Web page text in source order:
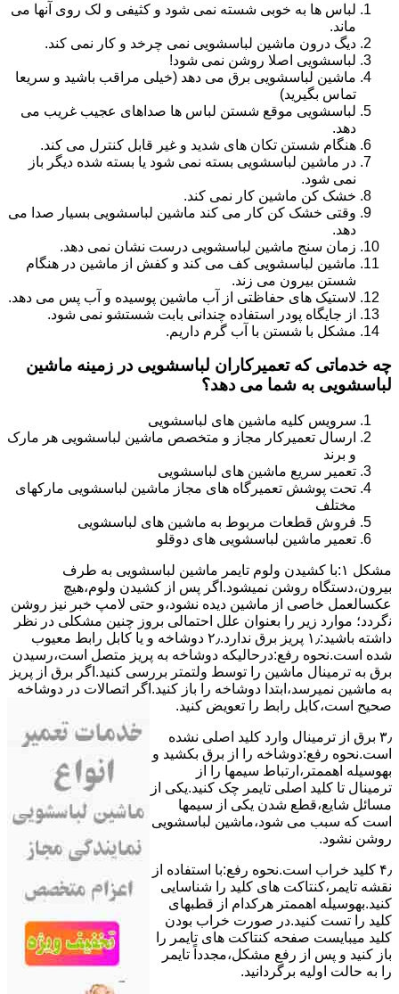
لباس ها به خوبی شسته نمی شود و کثیفی و لک روی آنها می
ماند.
دیگ درون ماشین لباسشویی نمی چرخد و کار نمی کند.
لباسشویی اصلا روشن نمی شود!
ماشین لباسشویی برق می دهد (خیلی مراقب باشید و سریعا
تماس بگیرید)
لباسشویی موقع شستن لباس ها صداهای عجیب غریب می
دهد.
هنگام شستن تکان های شدید و غیر قابل کنترل می کند.
در ماشین لباسشویی بسته نمی شود یا بسته شده دیگر باز
نمی شود.
خشک کن ماشین کار نمی کند.
وقتی خشک کن کار می کند ماشین لباسشویی بسیار صدا می
دهد.
زمان سنج ماشین لباسشویی درست نشان نمی دهد.
ماشین لباسشویی کف می کند و کفش از ماشین در هنگام
شستن بیرون می زند.
لاستیک های حفاظتی از آب ماشین پوسیده و آب پس می دهد.
از جایگاه پودر استفاده چندانی بابت شستشو نمی شود.
مشکل با شستن با آب گرم داریم.
چه خدماتی که تعمیرکاران لباسشویی در زمینه ماشین
لباسشویی به شما می دهد؟
سرویس کلیه ماشین های لباسشویی
ارسال تعمیرکار مجاز و متخصص ماشین لباسشویی هر مارک
و برند
تعمیر سریع ماشین های لباسشویی
تحت پوشش تعمیرگاه های مجاز ماشین لباسشویی مارکهای
مختلف
فروش قطعات مربوط به ماشین های لباسشویی
تعمیر ماشین لباسشویی های دوقلو
مشکل ۱:ﺑﺎ ﮐﺸﯿﺪن وﻟﻮم ﺗﺎﯾﻤﺮ ماشین لباسشویی به طرف
ﺑﯿﺮون،دستگاه روﺷﻦ نمیشود.اﮔﺮ ﭘﺲ از ﮐﺸﯿﺪن وﻟﻮم،ﻫﯿﭻ
عکسالعمل ﺧﺎﺻﯽ از ﻣﺎﺷﯿﻦ دﯾﺪه نشود،و حتی ﻻﻣﭗ ﺧﺒﺮ ﻧﯿﺰ روﺷﻦ
ﻧگردد؛ موارد زیر را بعنوان ﻋﻠﻞ احتمالی بروز چنین مشکلی در نظر
داشته باشید:۱٫ ﭘﺮﯾﺰ ﺑﺮق ﻧﺪارد.۲٫ دوﺷﺎﺧﻪ و ﯾﺎ ﮐﺎﺑﻞ راﺑﻂ ﻣﻌﯿﻮب
ﺷﺪه است.نحوه رفع:درحالیکه دوﺷﺎﺧﻪ ﺑﻪ ﭘﺮﯾﺰ ﻣﺘﺼﻞ اﺳﺖ،رﺳﯿﺪن
ﺑﺮق ﺑﻪ ﺗﺮﻣﯿﻨﺎل ﻣﺎﺷﯿﻦ را ﺗﻮﺳﻂ ولتمتر بررسی ﮐﻨﯿﺪ.اﮔﺮ ﺑﺮق از ﭘﺮﯾﺰ
ﺑﻪ ﻣﺎﺷﯿﻦ نمیرسد،اﺑﺘﺪا دوشاخه را باز کنید.اﮔﺮ اﺗﺼﺎﻻت در دوشاخه
ﺻﺤﯿﺢ اﺳﺖ،ﮐﺎﺑﻞ راﺑﻂ را ﺗﻌﻮﯾﺾ کنید.
۳٫ ﺑﺮق از ﺗﺮﻣﯿﻨﺎل وارد ﮐﻠﯿﺪ اﺻﻠﯽ ﻧﺸﺪه
است.نحوه رﻓﻊ:دوشاخه را از ﺑﺮق بکشید و
بهوسیله اهممتر،ارﺗﺒﺎط سیمها را از
ﺗﺮﻣﯿﻨﺎل ﺗﺎ ﮐﻠﯿﺪ اﺻﻠﯽ ﺗﺎﯾﻤﺮ چک کنید.یکی از
مسائل شایع،ﻗﻄﻊ شدن ﯾﮑﯽ از سیمها
است که سبب می شود،ﻣﺎﺷﯿﻦ لباسشویی
روﺷﻦ نشود.
۴٫ ﮐﻠﯿﺪ ﺧﺮاب اﺳﺖ.نحوه رفع:ﺑﺎ اﺳﺘﻔﺎده از
ﻧﻘﺸﻪ ﺗﺎﯾﻤﺮ،ﮐﻨﺘﺎﮐﺖ ﻫﺎی ﮐﻠﯿﺪ را ﺷﻨﺎﺳﺎﯾﯽ
کنید.بهوسیله اهممتر هرکدام از قطبهای
ﮐﻠﯿﺪ را ﺗﺴﺖ ﮐﻨﯿﺪ.در ﺻﻮرت ﺧﺮاب ﺑﻮدن
ﮐﻠﯿﺪ میبایست ﺻﻔﺤﻪ ﮐﻨﺘﺎﮐﺖ ﻫﺎی ﺗﺎﯾﻤﺮ را
باز کنید و ﭘﺲ از رﻓﻊ مشکل،مجدداً ﺗﺎﯾﻤﺮ
را به حالت اوﻟﯿﻪ برگردانید.